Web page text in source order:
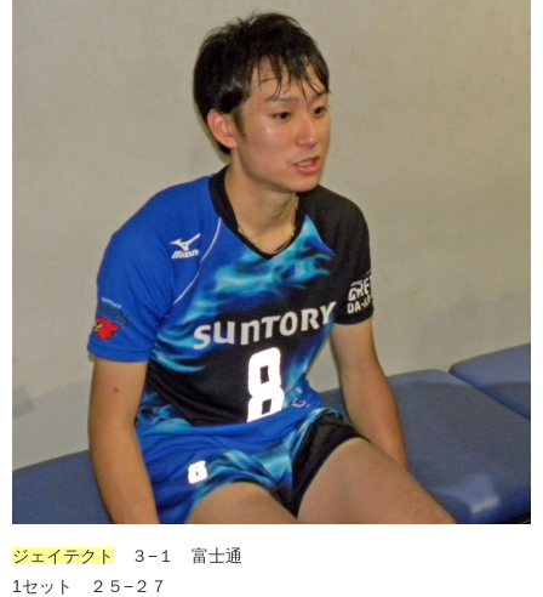
ジェイテクト
３−１ 富士通
1セット ２５−２７